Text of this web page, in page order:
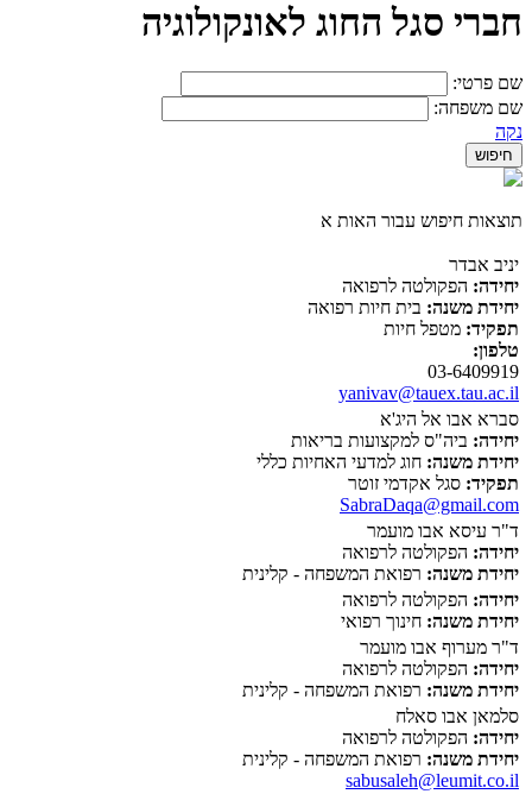
חברי סגל החוג לאונקולוגיה
שם פרטי:
שם משפחה:
נקה
תוצאות חיפוש עבור האות א
יניב אבדר
יחידה: הפקולטה לרפואה
יחידת משנה: בית חיות רפואה
תפקיד: מטפל חיות
טלפון:
03-6409919
yanivav@tauex.tau.ac.il
סברא אבו אל היג'א
יחידה: ביה"ס למקצועות בריאות
יחידת משנה: חוג למדעי האחיות כללי
תפקיד: סגל אקדמי זוטר
SabraDaqa@gmail.com
ד"ר עיסא אבו מועמר
יחידה: הפקולטה לרפואה
יחידת משנה: רפואת המשפחה - קלינית
יחידה: הפקולטה לרפואה
יחידת משנה: חינוך רפואי
ד"ר מערוף אבו מועמר
יחידה: הפקולטה לרפואה
יחידת משנה: רפואת המשפחה - קלינית
סלמאן אבו סאלח
יחידה: הפקולטה לרפואה
יחידת משנה: רפואת המשפחה - קלינית
sabusaleh@leumit.co.il